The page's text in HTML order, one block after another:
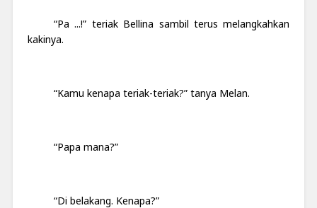
“Pa ...!” teriak Bellina sambil terus melangkahkan
kakinya.
“Kamu kenapa teriak-teriak?” tanya Melan.
“Papa mana?”
“Di belakang. Kenapa?”